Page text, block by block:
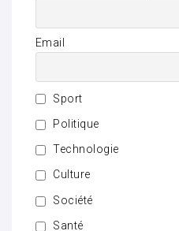
Email
Sport
Politique
Technologie
Culture
Société
Santé